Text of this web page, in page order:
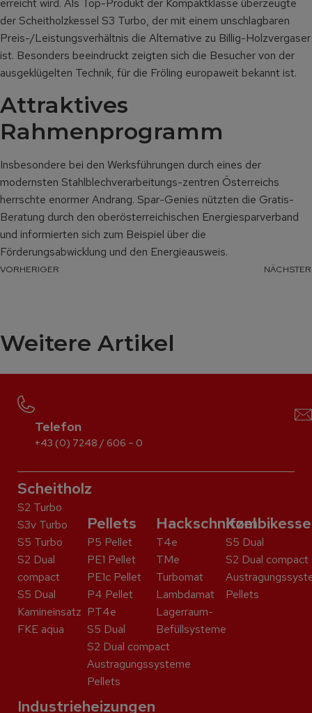
erreicht wird. Als Top-Produkt der Kompaktklasse überzeugte
der Scheitholzkessel S3 Turbo, der mit einem unschlagbaren
Preis-/Leistungsverhältnis die Alternative zu Billig-Holzvergaser
ist. Besonders beeindruckt zeigten sich die Besucher von der
ausgeklügelten Technik, für die Fröling europaweit bekannt ist.
Attraktives
Rahmenprogramm
Insbesondere bei den Werksführungen durch eines der
modernsten Stahlblechverarbeitungs-zentren Österreichs
herrschte enormer Andrang. Spar-Genies nützten die Gratis-
Beratung durch den oberösterreichischen Energiesparverband
und informierten sich zum Beispiel über die
Förderungsabwicklung und den Energieausweis.
VORHERIGER NÄCHSTER
Weitere Artikel
Telefon
+43 (0) 7248 / 606 – 0
Scheitholz
S2 Turbo
S3v Turbo
S5 Turbo
S2 Dual
compact
S5 Dual
Kaminein­satz
FKE aqua
Pellets
P5 Pellet
PE1 Pellet
PE1c Pellet
P4 Pellet
PT4e
S5 Dual
S2 Dual compact
Austragungssysteme
Pellets
Hackschnitzel
T4e
TMe
Turbomat
Lambdamat
Lagerraum-
Befüllsysteme
S5 Dual
S2 Dual compact
Pellets
Industrieheizungen